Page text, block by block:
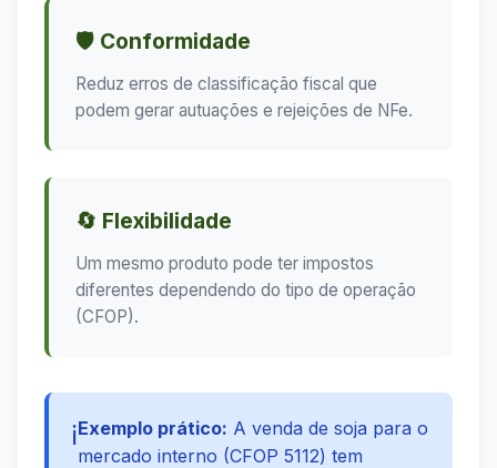
🛡️ Conformidade
Reduz erros de classificação fiscal que
podem gerar autuações e rejeições de NFe.
🔄 Flexibilidade
Um mesmo produto pode ter impostos
diferentes dependendo do tipo de operação
(CFOP).
ℹ️Exemplo prático: A venda de soja para o
mercado interno (CFOP 5112) tem